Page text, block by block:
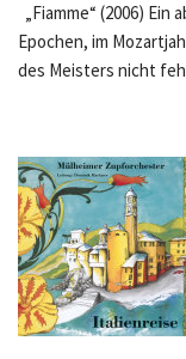
„Fiamme“ (2006)
Epochen, im
des Meisters nicht